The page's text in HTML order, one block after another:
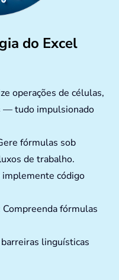
do Excel
operações de células,
— tudo impulsionado
fórmulas sob
de trabalho.
implemente código
Compreenda fórmulas
linguísticas